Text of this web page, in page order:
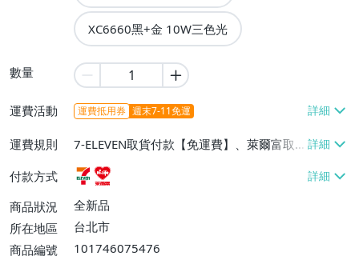
XC6660黑+金 10W三色光
數量
運費活動 運費抵用券 週末7-11免運
運費規則
7-ELEVEN取貨付款【免運費】、萊爾富取
貨付款【免運費】
付款方式
商品狀況
全新品
所在地區
台北市
商品編號
101746075476